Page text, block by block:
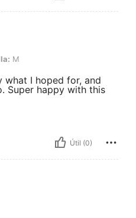
M
I hoped for, and
Super happy with this
Útil (0)